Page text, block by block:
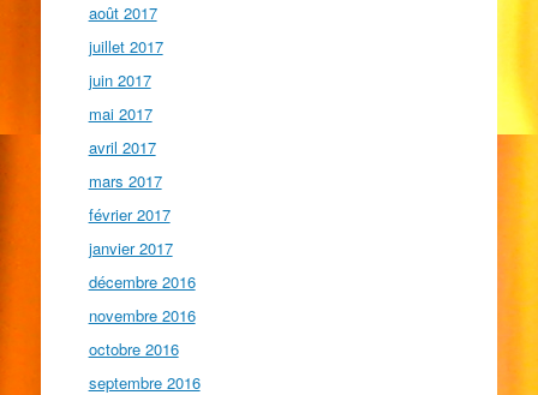
août 2017
juillet 2017
juin 2017
mai 2017
avril 2017
mars 2017
février 2017
janvier 2017
décembre 2016
novembre 2016
octobre 2016
septembre 2016